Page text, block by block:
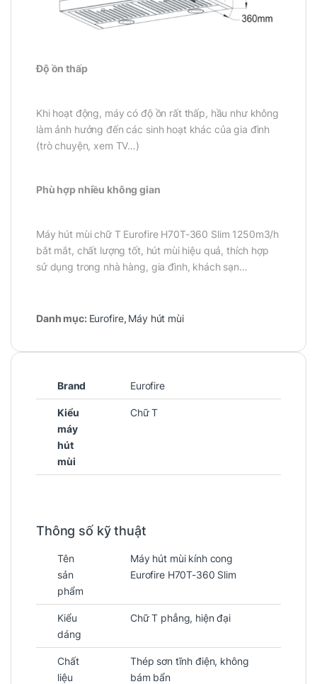
Độ ồn thấp
Khi hoạt động, máy có độ ồn rất thấp, hầu như không
làm ảnh hưởng đến các sinh hoạt khác của gia đình
(trò chuyện, xem TV…)
Phù hợp nhiều không gian
Máy hút mùi chữ T Eurofire H70T-360 Slim 1250m3/h
bắt mắt, chất lượng tốt, hút mùi hiệu quả, thích hợp
sử dụng trong nhà hàng, gia đình, khách sạn…
Danh mục: Eurofire, Máy hút mùi
Brand Eurofire
Kiểu
máy
hút
mùi
Chữ T
Thông số kỹ thuật
Tên
sản
phẩm
Máy hút mùi kính cong
Eurofire H70T-360 Slim
Kiểu
dáng
Chữ T phẳng, hiện đại
Chất
liệu
Thép sơn tĩnh điện, không
bám bẩn